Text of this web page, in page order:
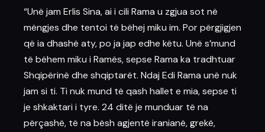
“Unë jam Erlis Sina, ai i cili Rama u zgjua sot në
mëngjes dhe tentoi të bëhej miku im. Por përgjigjen
që ia dhashë aty, po ja jap edhe këtu. Unë s’mund
të bëhem miku i Ramës, sepse Rama ka tradhtuar
Shqipërinë dhe shqiptarët. Ndaj Edi Rama unë nuk
jam si ti. Ti nuk mund të qash hallet e mia, sepse ti
je shkaktari i tyre. 24 ditë je munduar të na
përçashë, të na bësh agjentë iranianë, grekë,